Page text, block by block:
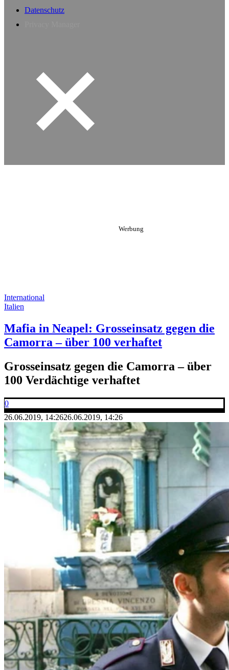
Datenschutz
International
Italien
Mafia in Neapel: Grosseinsatz gegen die
Camorra – über 100 verhaftet
Grosseinsatz gegen die Camorra – über
100 Verdächtige verhaftet
0
26.06.2019, 14:2626.06.2019, 14:26